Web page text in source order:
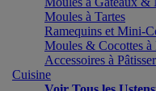
Moules à Tartes
Ramequins et Mini-
Moules & Cocottes à
Accessoires à
Cuisine